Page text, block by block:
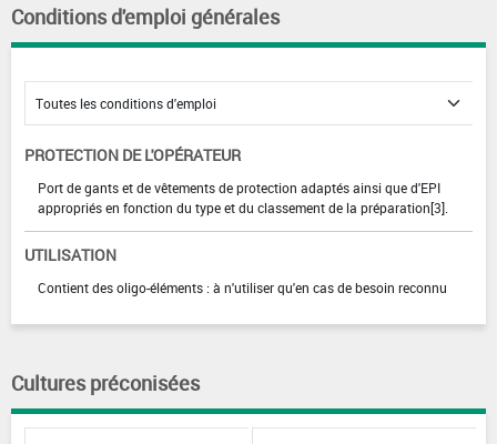
Conditions d'emploi générales
PROTECTION DE L'OPÉRATEUR
Port de gants et de vêtements de protection adaptés ainsi que d'EPI
appropriés en fonction du type et du classement de la préparation[3].
UTILISATION
Contient des oligo-éléments : à n'utiliser qu'en cas de besoin reconnu
Cultures préconisées